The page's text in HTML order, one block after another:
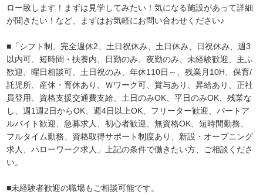
ロー致します！まずは見学してみたい！気になる施設があって詳細
が聞きたい！など、まずはお気軽にお問い合わせください♪
■「シフト制、完全週休2、土日祝休み、土日休み、日祝休み、週3
以内可、短時間・扶養内、日勤のみ、夜勤のみ、未経験歓迎、主ふ
歓迎、曜日相談可、土日祝のみ、年休110日～、残業月10H、保育/
託児所、産休・育休あり、Ｗワーク可、賞与あり、昇給あり、正社
員登用、資格支援交通費支給、土日のみOK、平日のみOK、残業な
し、週1週2日からOK、週4日以上OK、フリーター歓迎、パートア
ルバイト歓迎、急募求人、初心者歓迎、無資格OK、短時間勤務、
フルタイム勤務、資格取得サポート制度あり、新設・オープニング
求人、ハローワーク求人」上記の条件で働きたい方、ご相談くださ
い。
■未経験者歓迎の職場もご相談可能です。